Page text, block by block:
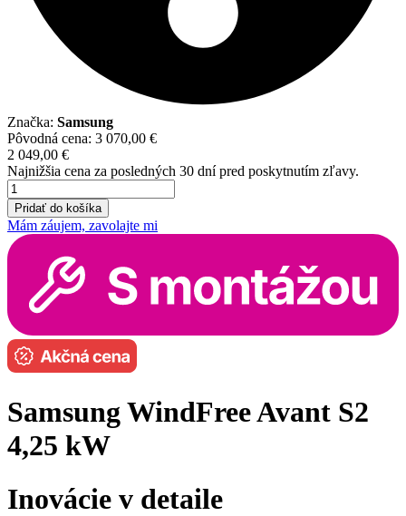
Značka: Samsung
Pôvodná cena: 3 070,00 €
2 049,00 €
Najnižšia cena za posledných 30 dní pred poskytnutím zľavy.
množstvo
Samsung
WindFree
Avant
S2
montážou
Pridať do košíka
Mám záujem, zavolajte mi
Samsung WindFree Avant S2
4,25 kW
Inovácie v detaile